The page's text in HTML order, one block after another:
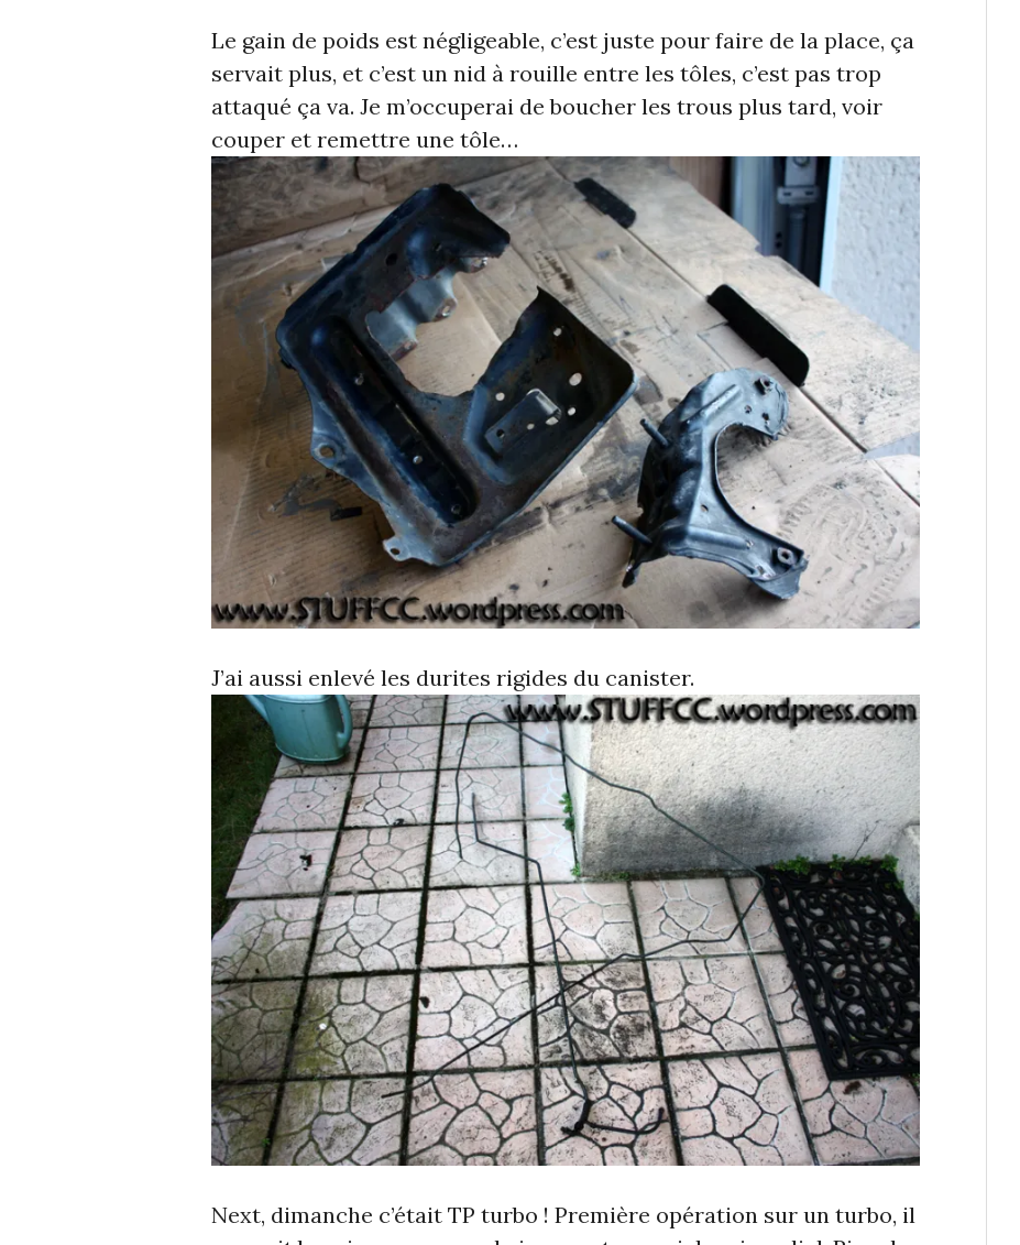
Le gain de poids est négligeable, c’est juste pour faire de la place, ça
servait plus, et c’est un nid à rouille entre les tôles, c’est pas trop
attaqué ça va. Je m’occuperai de boucher les trous plus tard, voir
couper et remettre une tôle…
J’ai aussi enlevé les durites rigides du canister.
Next, dimanche c’était TP turbo ! Première opération sur un turbo, il